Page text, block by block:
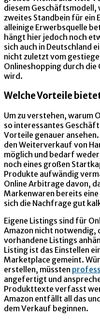
diesem Geschäftsmodell,
zweites Standbein für ein
alleinige Erwerbsquelle
hängt hier jedoch noch
sich auch in Deutschland
nicht zuletzt vom
Onlineshopping durch die
wird.
Welche Vorteile
Um zu verstehen, warum
so interessantes
Vorteile genauer
den Weiterverkauf von
möglich und bedarf
noch eines großen
Produkte aufwändig
Online Arbitrage davon,
Markenwaren bereits
sich die Nachfrage gut
Eigene Listings sind für
Amazon nicht notwendig,
vorhandene Listings
Listing ist das Einstellen
Marketplace gemeint.
erstellen, müssten
angefertigt und
Produkttexte verfasst
Amazon entfällt all das
dem Verkauf beginnen.